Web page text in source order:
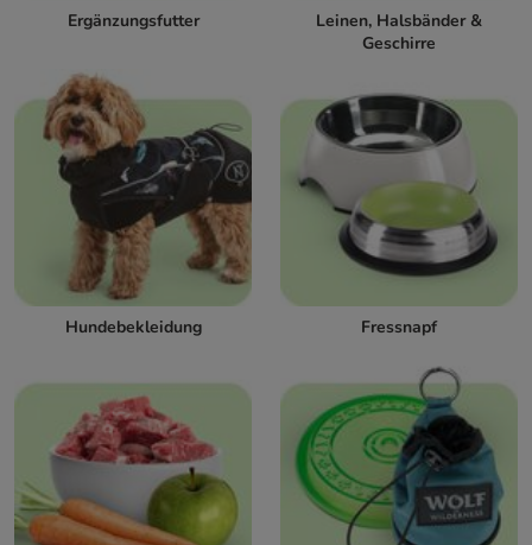
Ergänzungsfutter
Leinen, Halsbänder &
Geschirre
Hundebekleidung Fressnapf